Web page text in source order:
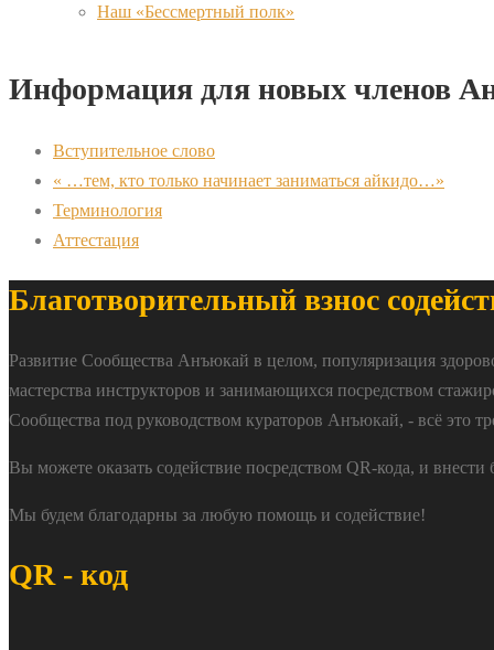
Наш «Бессмертный полк»
Информация для новых членов
Вступительное слово
« …тем, кто только начинает заниматься айкидо…»
Терминология
Аттестация
Благотворительный взнос
Развитие Сообщества Анъюкай в целом, популяризация
мастерства инструкторов и занимающихся посредством
Сообщества под руководством кураторов Анъюкай, - всё это
Вы можете оказать содействие посредством QR-кода, и
Мы будем благодарны за любую помощь и содействие!
QR - код